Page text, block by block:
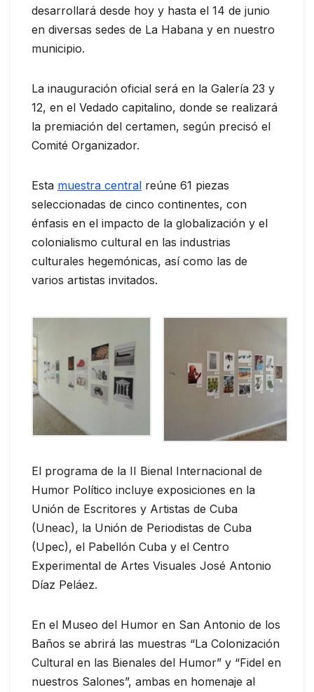
desarrollará desde hoy y hasta el 14 de junio
en diversas sedes de La Habana y en nuestro
municipio.
La inauguración oficial será en la Galería 23 y
12, en el Vedado capitalino, donde se realizará
la premiación del certamen, según precisó el
Comité Organizador.
Esta muestra central reúne 61 piezas
seleccionadas de cinco continentes, con
énfasis en el impacto de la globalización y el
colonialismo cultural en las industrias
culturales hegemónicas, así como las de
varios artistas invitados.
El programa de la II Bienal Internacional de
Humor Político incluye exposiciones en la
Unión de Escritores y Artistas de Cuba
(Uneac), la Unión de Periodistas de Cuba
(Upec), el Pabellón Cuba y el Centro
Experimental de Artes Visuales José Antonio
Díaz Peláez.
En el Museo del Humor en San Antonio de los
Baños se abrirá las muestras “La Colonización
Cultural en las Bienales del Humor” y “Fidel en
nuestros Salones”, ambas en homenaje al